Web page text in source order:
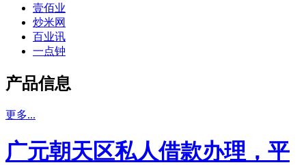
壹佰业
炒米网
百业讯
一点钟
产品信息
更多...
广元朝天区私人借款办理，平